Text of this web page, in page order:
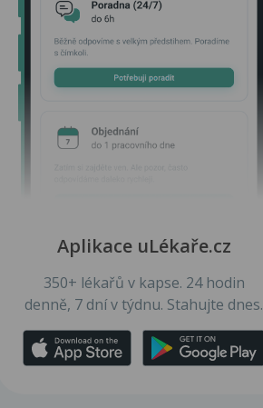
Aplikace uLékaře.cz
350+ lékařů v kapse. 24 hodin
denně, 7 dní v týdnu. Stahujte dnes.